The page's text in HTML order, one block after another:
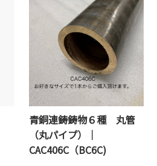
青銅連鋳鋳物６種 丸管
（丸パイプ）｜
CAC406C（BC6C)